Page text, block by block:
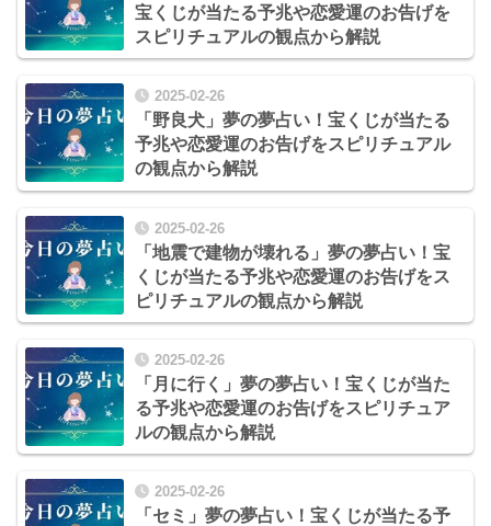
宝くじが当たる予兆や恋愛運のお告げを
スピリチュアルの観点から解説
2025-02-26
「野良犬」夢の夢占い！宝くじが当たる
予兆や恋愛運のお告げをスピリチュアル
の観点から解説
2025-02-26
「地震で建物が壊れる」夢の夢占い！宝
くじが当たる予兆や恋愛運のお告げをス
ピリチュアルの観点から解説
2025-02-26
「月に行く」夢の夢占い！宝くじが当た
る予兆や恋愛運のお告げをスピリチュア
ルの観点から解説
2025-02-26
「セミ」夢の夢占い！宝くじが当たる予